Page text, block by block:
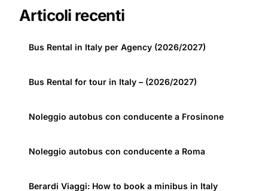
Articoli recenti
Bus Rental in Italy per Agency (2026/2027)
Bus Rental for tour in Italy – (2026/2027)
Noleggio autobus con conducente a Frosinone
Noleggio autobus con conducente a Roma
Berardi Viaggi: How to book a minibus in Italy